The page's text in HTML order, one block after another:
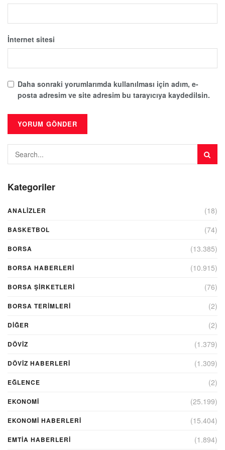
İnternet sitesi
Daha sonraki yorumlarımda kullanılması için adım, e-
posta adresim ve site adresim bu tarayıcıya kaydedilsin.
Kategoriler
ANALIZLER (18)
BASKETBOL (74)
BORSA (13.385)
BORSA HABERLERI (10.915)
BORSA ŞIRKETLERI (76)
BORSA TERIMLERI (2)
DIĞER (2)
DÖVİZ (1.379)
DÖVIZ HABERLERI (1.309)
EĞLENCE (2)
EKONOMİ (25.199)
EKONOMI HABERLERI (15.404)
EMTIA HABERLERI (1.894)